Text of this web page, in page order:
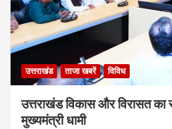
उत्तराखंड ताजा खबरें विविध
उत्तराखंड विकास और विरासत
मुख्यमंत्री धामी